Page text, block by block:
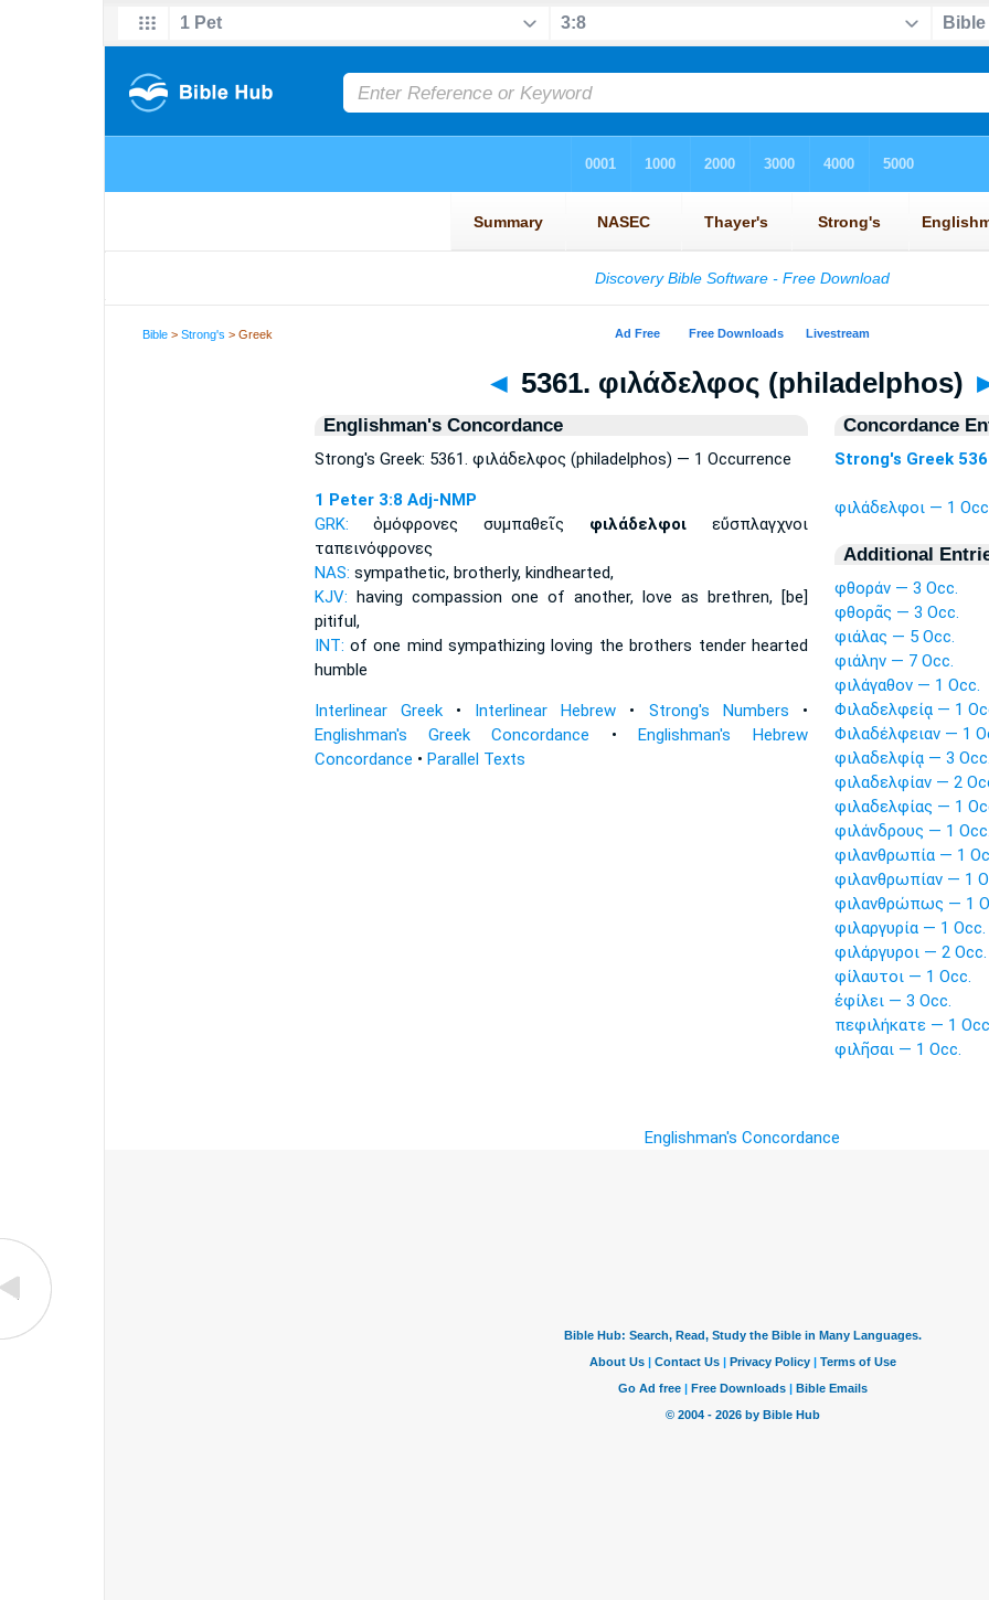
Bible >Strong's > Greek
◄ 5361. φιλάδελφος (philadelphos)
Englishman's Concordance
Strong's Greek: 5361. φιλάδελφος (philadelphos) — 1 Occurrence
1 Peter 3:8 Adj-NMP
GRK:
ὁμόφρονες συμπαθεῖς φιλάδελφοι εὔσπλαγχνοι
ταπεινόφρονες
NAS: sympathetic, brotherly,kindhearted,
KJV: having compassion one of another, love as brethren,[be]
pitiful,
INT: of one mind sympathizingloving the brothers tender hearted
humble
Interlinear Greek• Interlinear Hebrew • Strong's Numbers •
Englishman's Greek Concordance •Englishman's Hebrew
Concordance • Parallel Texts
Concordance
Strong's Greek
φιλάδελφοι — 1
Additional
φθοράν — 3 Occ.
φθορᾶς — 3 Occ.
φιάλας — 5 Occ.
φιάλην — 7 Occ.
φιλάγαθον — 1 Occ.
Φιλαδελφείᾳ — 1
Φιλαδέλφειαν — 1
φιλαδελφίᾳ — 3
φιλαδελφίαν — 2
φιλαδελφίας — 1
φιλάνδρους — 1
φιλανθρωπία — 1
φιλανθρωπίαν — 1
φιλανθρώπως — 1
φιλαργυρία — 1 Occ.
φιλάργυροι — 2 Occ.
φίλαυτοι — 1 Occ.
ἐφίλει — 3 Occ.
πεφιλήκατε — 1
φιλῆσαι — 1 Occ.
Englishman's Concordance